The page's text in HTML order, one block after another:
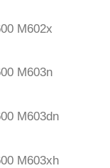
M602x
M603n
M603dn
M603xh